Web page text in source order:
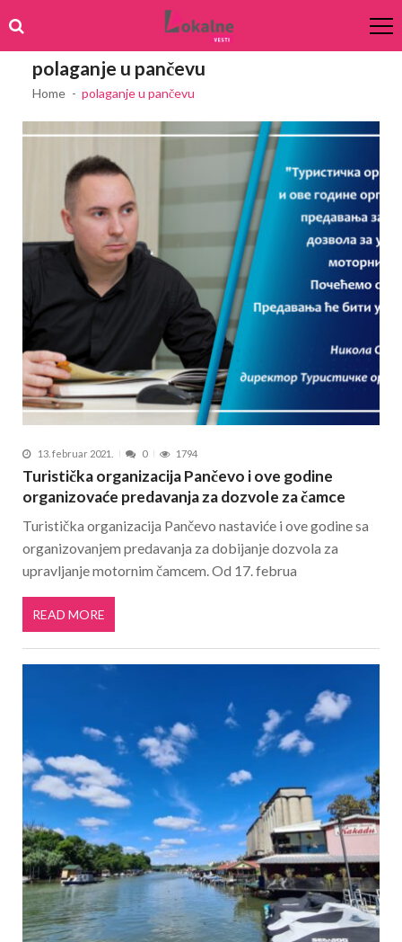
to
navigation
to
content
polaganje u pančevu
Home polaganje u pančevu
13. februar 2021. 0 1794
Turistička organizacija Pančevo i ove godine
organizovaće predavanja za dozvole za čamce
Turistička organizacija Pančevo nastaviće i ove godine sa
organizovanjem predavanja za dobijanje dozvola za
upravljanje motornim čamcem. Od 17. februa
READ MORE